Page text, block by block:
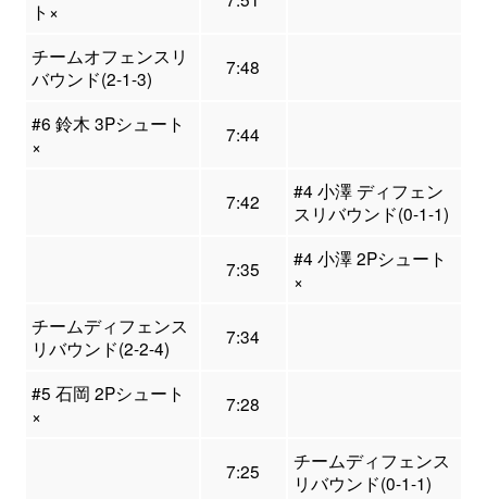
ト×
チームオフェンスリ
バウンド(2-1-3)
7:48
#6 鈴木 3Pシュート
×
7:44
7:42
#4 小澤 ディフェン
スリバウンド(0-1-1)
7:35
#4 小澤 2Pシュート
×
チームディフェンス
リバウンド(2-2-4)
7:34
#5 石岡 2Pシュート
×
7:28
7:25
チームディフェンス
リバウンド(0-1-1)